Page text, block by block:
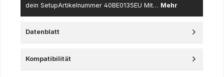
dein SetupArtikelnummer 40BE0135EU Mit… Mehr
Datenblatt
Kompatibilität